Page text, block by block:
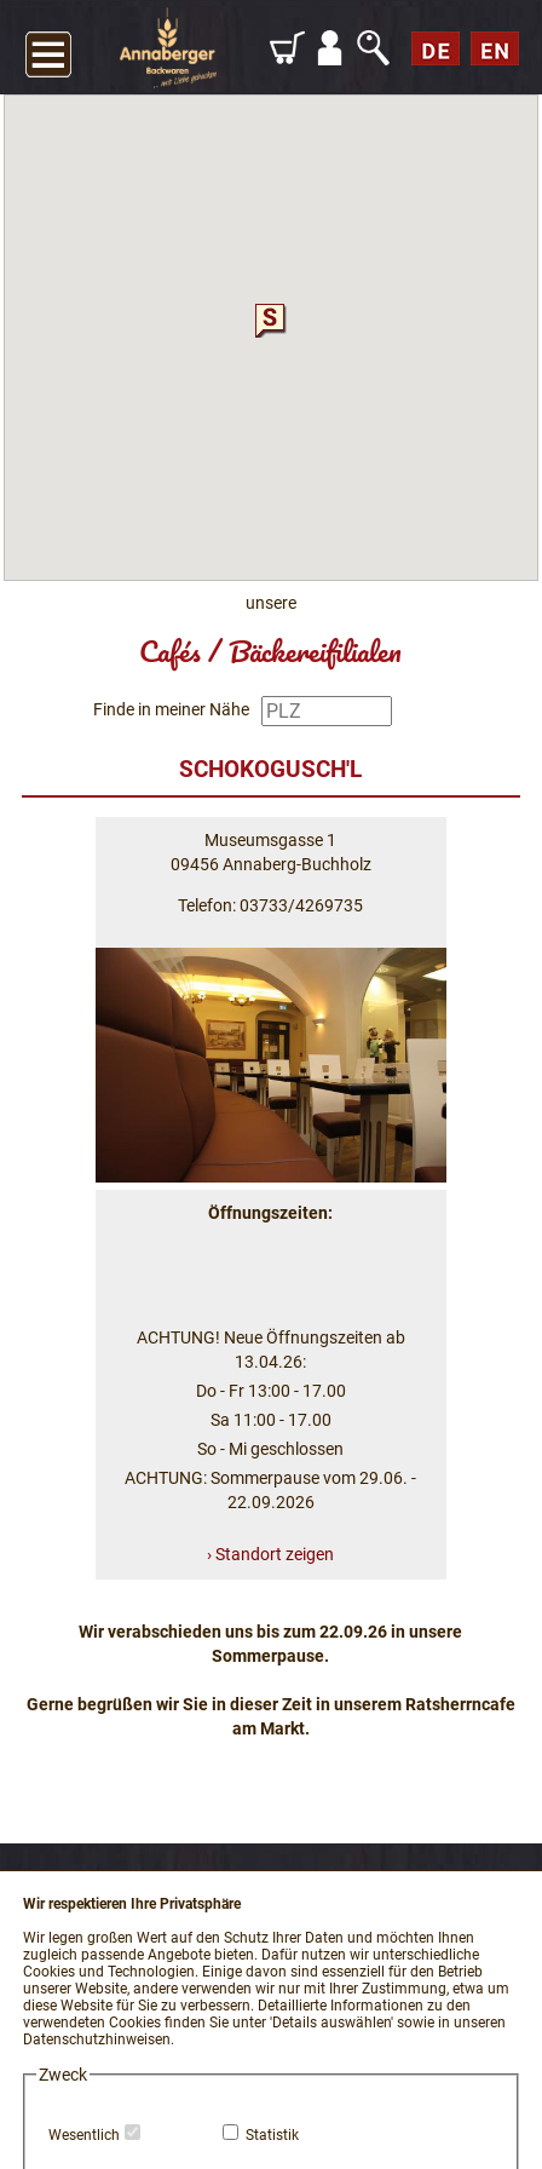
Wir respektieren Ihre Privatsphäre
Wir legen großen Wert auf den Schutz Ihrer Daten und möchten Ihnen
zugleich passende Angebote bieten. Dafür nutzen wir unterschiedliche
Cookies und Technologien. Einige davon sind essenziell für den Betrieb
unserer Website, andere verwenden wir nur mit Ihrer Zustimmung, etwa um
diese Website für Sie zu verbessern. Detaillierte Informationen zu den
verwendeten Cookies finden Sie unter 'Details auswählen' sowie in unseren
Datenschutzhinweisen.
Zweck
Wesentlich Statistik
unsere
Cafés / Bäckereifilialen
Finde in meiner Nähe
SCHOKOGUSCH'L
Museumsgasse 1
09456 Annaberg-Buchholz
Telefon: 03733/4269735
Öffnungszeiten:
ACHTUNG! Neue Öffnungszeiten ab
13.04.26:
Do - Fr 13:00 - 17.00
Sa 11:00 - 17.00
So - Mi geschlossen
ACHTUNG: Sommerpause vom 29.06. -
22.09.2026
› Standort zeigen
Wir verabschieden uns bis zum 22.09.26 in unsere
Sommerpause.
Gerne begrüßen wir Sie in dieser Zeit in unserem Ratsherrncafe
am Markt.
RECHTLICHES
Impressum
AGB und Kundeninformationen
Datenschutzerklärung
Widerrufsbelehrung / Muster-Widerrufsformular
Zahlung und Versand